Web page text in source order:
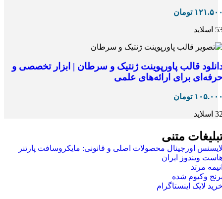
تومان
قالب پاورپوینت ژنتیک و سرطان | ابزار تخصصی و
برای ارائه‌های علمی
تومان
اسلاید
متنی
اورجینال محصولات اصلی و قانونی: مایکروسافت پارتنر
ویندوز ایران
مرتد
وکیوم شده
لایک اینستاگرام